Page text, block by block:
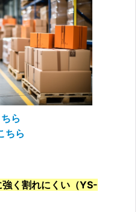
ら
ちら
く割れにくい（YS-